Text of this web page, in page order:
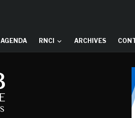
AGENDA RNCI ARCHIVES